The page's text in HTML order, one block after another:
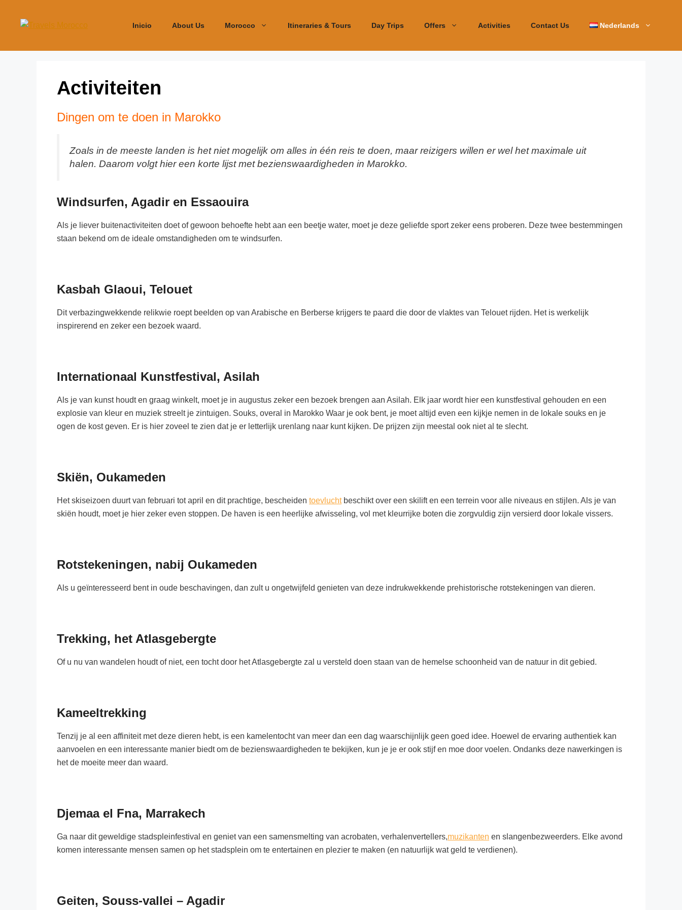
Inicio About Us Morocco Itineraries & Tours Day Trips Offers Activities Contact Us Nederlands
Activiteiten
Dingen om te doen in Marokko
Zoals in de meeste landen is het niet mogelijk om alles in één reis te doen, maar reizigers willen er wel het maximale uit
halen. Daarom volgt hier een korte lijst met bezienswaardigheden in Marokko.
Windsurfen, Agadir en Essaouira
Als je liever buitenactiviteiten doet of gewoon behoefte hebt aan een beetje water, moet je deze geliefde sport zeker eens proberen. Deze twee bestemmingen
staan ​​bekend om de ideale omstandigheden om te windsurfen.
Kasbah Glaoui, Telouet
Dit verbazingwekkende relikwie roept beelden op van Arabische en Berberse krijgers te paard die door de vlaktes van Telouet rijden. Het is werkelijk
inspirerend en zeker een bezoek waard.
Internationaal Kunstfestival, Asilah
Als je van kunst houdt en graag winkelt, moet je in augustus zeker een bezoek brengen aan Asilah. Elk jaar wordt hier een kunstfestival gehouden en een
explosie van kleur en muziek streelt je zintuigen. Souks, overal in Marokko Waar je ook bent, je moet altijd even een kijkje nemen in de lokale souks en je
ogen de kost geven. Er is hier zoveel te zien dat je er letterlijk urenlang naar kunt kijken. De prijzen zijn meestal ook niet al te slecht.
Skiën, Oukameden
Het skiseizoen duurt van februari tot april en dit prachtige, bescheiden toevluchtbeschikt over een skilift en een terrein voor alle niveaus en stijlen. Als je van
skiën houdt, moet je hier zeker even stoppen. De haven is een heerlijke afwisseling, vol met kleurrijke boten die zorgvuldig zijn versierd door lokale vissers.
Rotstekeningen, nabij Oukameden
Als u geïnteresseerd bent in oude beschavingen, dan zult u ongetwijfeld genieten van deze indrukwekkende prehistorische rotstekeningen van dieren.
Trekking, het Atlasgebergte
Of u nu van wandelen houdt of niet, een tocht door het Atlasgebergte zal u versteld doen staan ​​van de hemelse schoonheid van de natuur in dit gebied.
Kameeltrekking
Tenzij je al een affiniteit met deze dieren hebt, is een kamelentocht van meer dan een dag waarschijnlijk geen goed idee. Hoewel de ervaring authentiek kan
aanvoelen en een interessante manier biedt om de bezienswaardigheden te bekijken, kun je je er ook stijf en moe door voelen. Ondanks deze nawerkingen is
het de moeite meer dan waard.
Djemaa el Fna, Marrakech
Ga naar dit geweldige stadspleinfestival en geniet van een samensmelting van acrobaten, verhalenvertellers,muzikanten en slangenbezweerders. Elke avond
komen interessante mensen samen op het stadsplein om te entertainen en plezier te maken (en natuurlijk wat geld te verdienen).
Geiten, Souss-vallei – Agadir